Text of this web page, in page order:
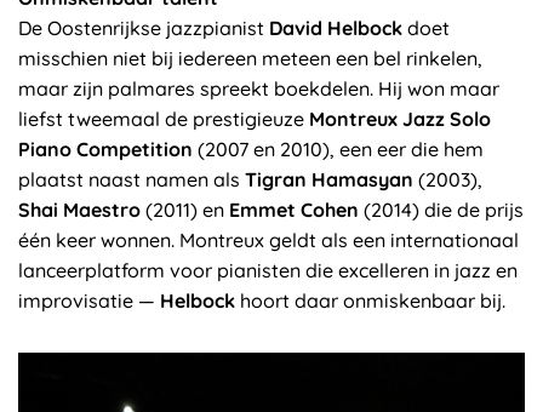
De Oostenrijkse jazzpianist David Helbock doet
misschien niet bij iedereen meteen een bel rinkelen,
maar zijn palmares spreekt boekdelen. Hij won maar
liefst tweemaal de prestigieuze Montreux Jazz Solo
Piano Competition (2007 en 2010), een eer die hem
plaatst naast namen als Tigran Hamasyan (2003),
Shai Maestro (2011) en Emmet Cohen (2014) die de prijs
één keer wonnen. Montreux geldt als een internationaal
lanceerplatform voor pianisten die excelleren in jazz en
improvisatie — Helbock hoort daar onmiskenbaar bij.